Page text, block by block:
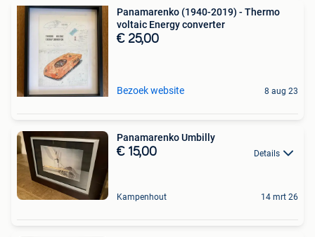
Panamarenko (1940-2019) - Thermo
voltaic Energy converter
€ 25,00
Bezoek website 8 aug 23
Panamarenko Umbilly
€ 15,00 Details
Kampenhout 14 mrt 26